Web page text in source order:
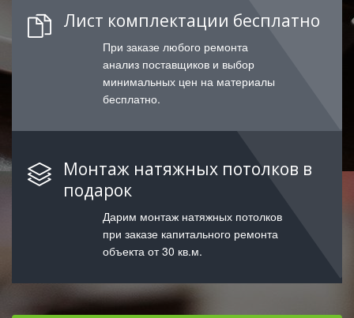
Лист комплектации бесплатно
При заказе любого ремонта
анализ поставщиков и выбор
минимальных цен на материалы
бесплатно.
Монтаж натяжных потолков в
подарок
Дарим монтаж натяжных потолков
при заказе капитального ремонта
объекта от 30 кв.м.